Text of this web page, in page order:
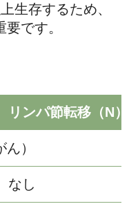
生存するため、
です。
リンパ節転移（N）
）
なし